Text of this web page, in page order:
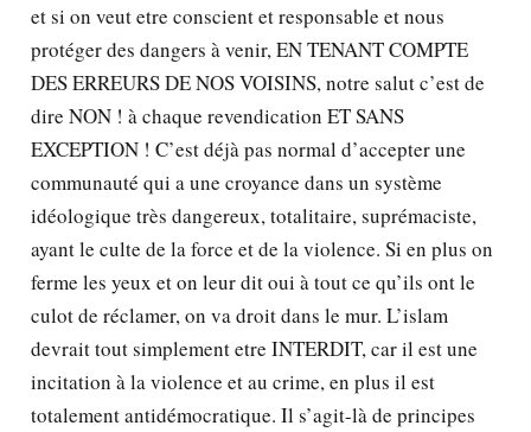
et si on veut etre conscient et responsable et nous
protéger des dangers à venir, EN TENANT COMPTE
DES ERREURS DE NOS VOISINS, notre salut c’est de
dire NON ! à chaque revendication ET SANS
EXCEPTION ! C’est déjà pas normal d’accepter une
communauté qui a une croyance dans un système
idéologique très dangereux, totalitaire, suprémaciste,
ayant le culte de la force et de la violence. Si en plus on
ferme les yeux et on leur dit oui à tout ce qu’ils ont le
culot de réclamer, on va droit dans le mur. L’islam
devrait tout simplement etre INTERDIT, car il est une
incitation à la violence et au crime, en plus il est
totalement antidémocratique. Il s’agit-là de principes